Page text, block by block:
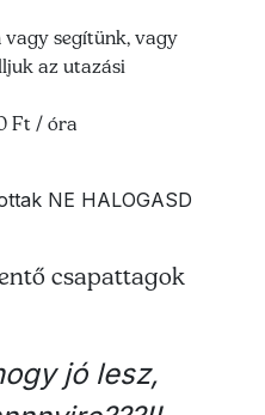
segítünk, vagy
az utazási
Ft / óra
NE HALOGASD
csapattagok
jó lesz,